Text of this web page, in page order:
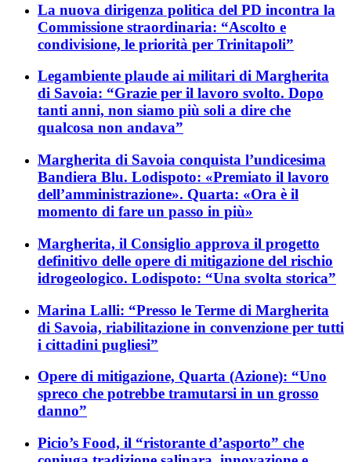
La nuova dirigenza politica del PD incontra la
Commissione straordinaria: “Ascolto e
condivisione, le priorità per Trinitapoli”
Legambiente plaude ai militari di Margherita
di Savoia: “Grazie per il lavoro svolto. Dopo
tanti anni, non siamo più soli a dire che
qualcosa non andava”
Margherita di Savoia conquista l’undicesima
Bandiera Blu. Lodispoto: «Premiato il lavoro
dell’amministrazione». Quarta: «Ora è il
momento di fare un passo in più»
Margherita, il Consiglio approva il progetto
definitivo delle opere di mitigazione del rischio
idrogeologico. Lodispoto: “Una svolta storica”
Marina Lalli: “Presso le Terme di Margherita
di Savoia, riabilitazione in convenzione per tutti
i cittadini pugliesi”
Opere di mitigazione, Quarta (Azione): “Uno
spreco che potrebbe tramutarsi in un grosso
danno”
Picio’s Food, il “ristorante d’asporto” che